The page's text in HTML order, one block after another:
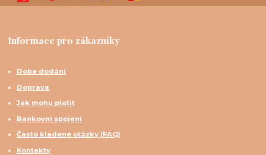
Informace pro zákazníky
Doba dodání
Doprava
Jak mohu platit
Bankovní spojení
Často kladené otázky (FAQ)
Kontakty